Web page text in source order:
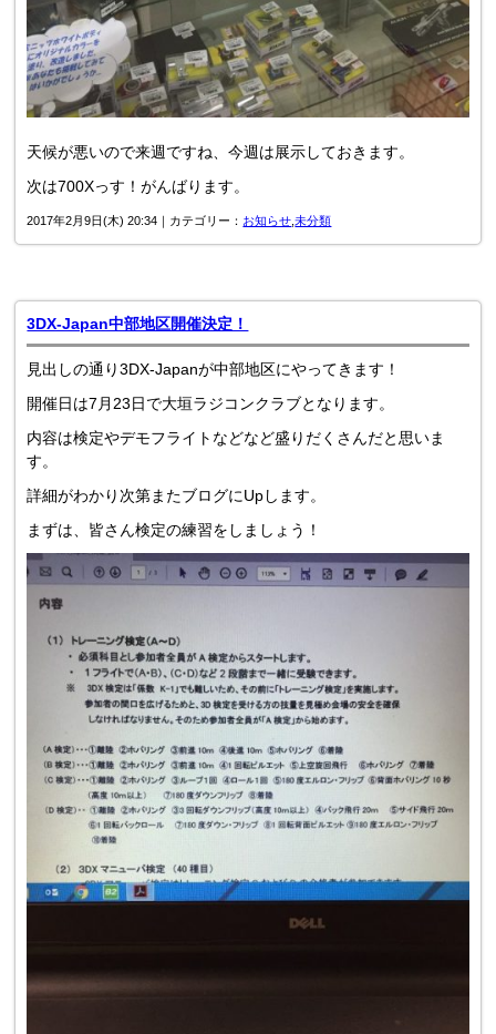
天候が悪いので来週ですね、今週は展示しておきます。
次は700Xっす！がんばります。
2017年2月9日(木) 20:34｜カテゴリー： お知らせ ,未分類
3DX-Japan中部地区開催決定！
見出しの通り3DX-Japanが中部地区にやってきます！
開催日は7月23日で大垣ラジコンクラブとなります。
内容は検定やデモフライトなどなど盛りだくさんだと思いま
す。
詳細がわかり次第またブログにUpします。
まずは、皆さん検定の練習をしましょう！